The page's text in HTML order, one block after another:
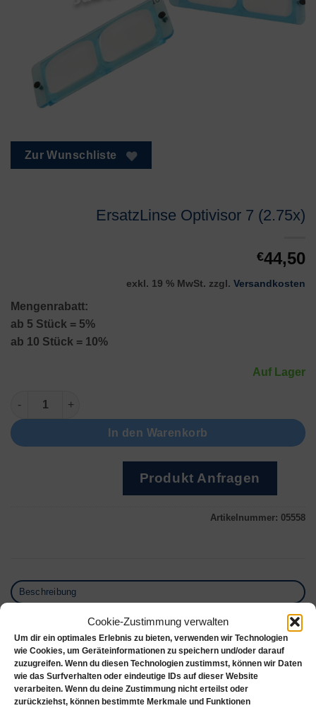
Cookie-Zustimmung verwalten
Um dir ein optimales Erlebnis zu bieten, verwenden wir Technologien
wie Cookies, um Geräteinformationen zu speichern und/oder darauf
zuzugreifen. Wenn du diesen Technologien zustimmst, können wir Daten
wie das Surfverhalten oder eindeutige IDs auf dieser Website
verarbeiten. Wenn du deine Zustimmung nicht erteilst oder
zurückziehst, können bestimmte Merkmale und Funktionen
Zur Wunschliste
ErsatzLinse Optivisor 7 (2.75x)
€44,50
exkl. 19 % MwSt. zzgl. Versandkosten
Mengenrabatt:
ab 5 Stück = 5%
ab 10 Stück = 10%
Auf Lager
ErsatzLinse Optivisor 7 (2.75x) Menge
In den Warenkorb
Produkt Anfragen
Artikelnummer: 05558
Beschreibung
Zusätzliche Informationen
2.75- fach Linse für Optivisor Kopfbandlupe
Linsen auch in verschiedenen Vergrößerungen
erhältlich